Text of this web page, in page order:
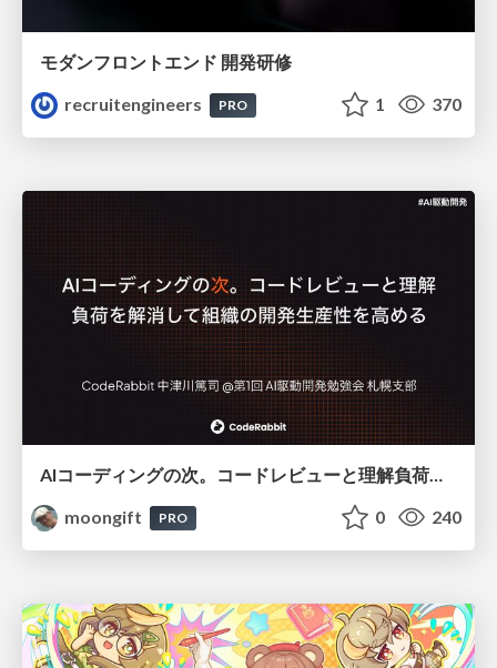
モダンフロントエンド 開発研修
recruitengineers
PRO 1 370
AIコーディングの次。コードレビューと理解負荷を解消して組織の開発生産性を高める
moongift
PRO 0 240